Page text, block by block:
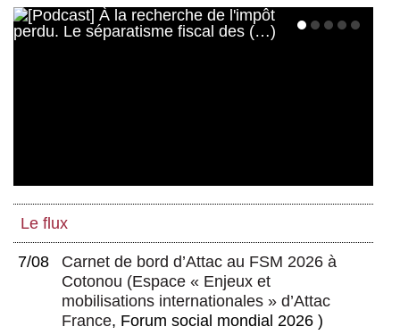
Le flux
7/08
Carnet de bord d’Attac au FSM 2026 à
Cotonou (Espace « Enjeux et
mobilisations internationales » d’Attac
France, Forum social mondial 2026 )